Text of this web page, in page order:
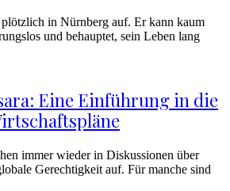
in Nürnberg auf. Er kann kaum
und behauptet, sein Leben lang
Eine Einführung in die
immer wieder in Diskussionen über
Gerechtigkeit auf. Für manche sind